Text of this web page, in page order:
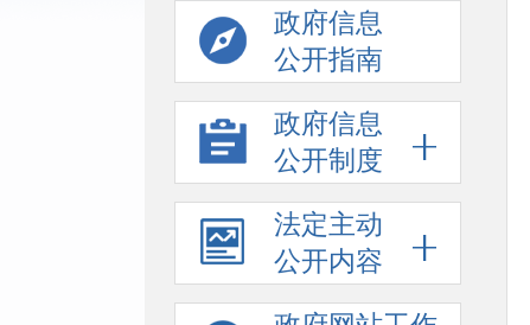
政府信息
公开指南
政府信息
公开制度
法定主动
公开内容